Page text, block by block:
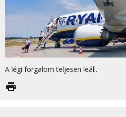
A légi forgalom teljesen leáll.
print